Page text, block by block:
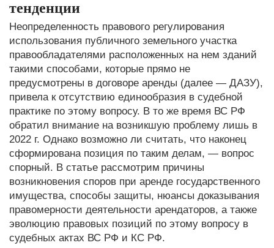
тенденции
Неопределенность правового регулирования
использования публичного земельного участка
правообладателями расположенных на нем зданий
такими способами, которые прямо не
предусмотрены в договоре аренды (далее — ДАЗУ),
привела к отсутствию единообразия в судебной
практике по этому вопросу. В то же время ВС РФ
обратил внимание на возникшую проблему лишь в
2022 г. Однако возможно ли считать, что наконец
сформирована позиция по таким делам, — вопрос
спорный. В статье рассмотрим причины
возникновения споров при аренде государственного
имущества, способы защиты, нюансы доказывания
правомерности деятельности арендаторов, а также
эволюцию правовых позиций по этому вопросу в
судебных актах ВС РФ и КС РФ.